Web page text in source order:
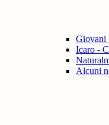
Giovani
Icaro -
Alcuni